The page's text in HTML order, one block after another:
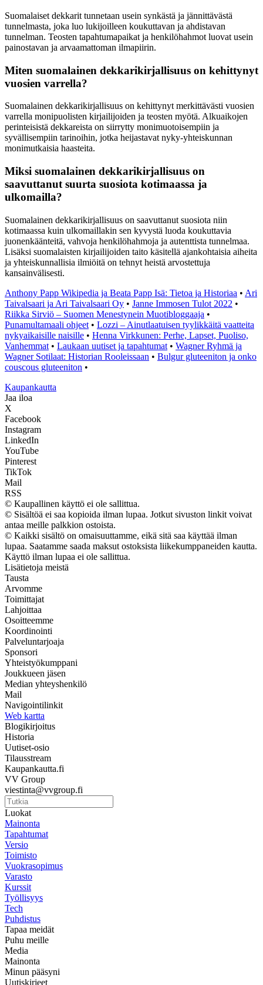
Suomalaiset dekkarit tunnetaan usein synkästä ja jännittävästä
tunnelmasta, joka luo lukijoilleen koukuttavan ja ahdistavan
tunnelman. Teosten tapahtumapaikat ja henkilöhahmot luovat usein
painostavan ja arvaamattoman ilmapiirin.
Miten suomalainen dekkarikirjallisuus on kehittynyt
vuosien varrella?
Suomalainen dekkarikirjallisuus on kehittynyt merkittävästi vuosien
varrella monipuolisten kirjailijoiden ja teosten myötä. Alkuaikojen
perinteisistä dekkareista on siirrytty monimuotoisempiin ja
syvällisempiin tarinoihin, jotka heijastavat nyky-yhteiskunnan
monimutkaisia haasteita.
Miksi suomalainen dekkarikirjallisuus on
saavuttanut suurta suosiota kotimaassa ja
ulkomailla?
Suomalainen dekkarikirjallisuus on saavuttanut suosiota niin
kotimaassa kuin ulkomaillakin sen kyvystä luoda koukuttavia
juonenkäänteitä, vahvoja henkilöhahmoja ja autenttista tunnelmaa.
Lisäksi suomalaisten kirjailijoiden taito käsitellä ajankohtaisia aiheita
ja yhteiskunnallisia ilmiöitä on tehnyt heistä arvostettuja
kansainvälisesti.
Anthony Papp Wikipedia ja Beata Papp Isä: Tietoa ja Historiaa • Ari
Taivalsaari ja Ari Taivalsaari Oy • Janne Immosen Tulot 2022 •
Riikka Sirviö – Suomen Menestynein Muotibloggaaja •
Punamultamaali ohjeet • Lozzi – Ainutlaatuisen tyylikkäitä vaatteita
nykyaikaisille naisille • Henna Virkkunen: Perhe, Lapset, Puoliso,
Vanhemmat • Laukaan uutiset ja tapahtumat • Wagner Ryhmä ja
Wagner Sotilaat: Historian Rooleissaan • Bulgur gluteeniton ja onko
couscous gluteeniton •
Kaupankautta
Jaa iloa
X
Facebook
Instagram
LinkedIn
YouTube
Pinterest
TikTok
Mail
RSS
© Kaupallinen käyttö ei ole sallittua.
© Sisältöä ei saa kopioida ilman lupaa. Jotkut sivuston linkit voivat
antaa meille palkkion ostoista.
© Kaikki sisältö on omaisuuttamme, eikä sitä saa käyttää ilman
lupaa. Saatamme saada maksut ostoksista liikekumppaneiden kautta.
Käyttö ilman lupaa ei ole sallittua.
Lisätietoja meistä
Tausta
Arvomme
Toimittajat
Lahjoittaa
Osoitteemme
Koordinointi
Palveluntarjoaja
Sponsori
Yhteistyökumppani
Joukkueen jäsen
Median yhteyshenkilö
Mail
Navigointilinkit
Web kartta
Blogikirjoitus
Historia
Uutiset-osio
Tilausstream
Kaupankautta.fi
VV Group
viestinta@vvgroup.fi
Luokat
Mainonta
Tapahtumat
Versio
Toimisto
Vuokrasopimus
Varasto
Kurssit
Työllisyys
Tech
Puhdistus
Tapaa meidät
Puhu meille
Media
Mainonta
Minun pääsyni
Uutiskirjeet